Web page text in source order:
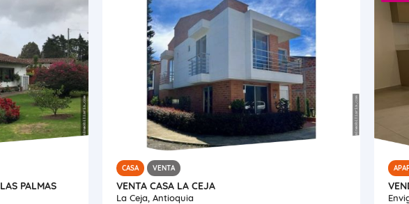
PALMAS
CASA VENTA
VENTA CASA LA CEJA
La Ceja, Antioquia